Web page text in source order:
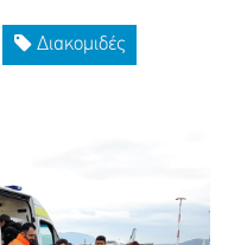
Διακομιδές